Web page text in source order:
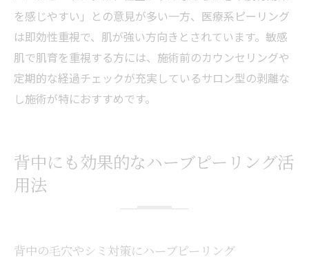
を感じやすい」との意見が多い一方、医療系ピーリング
は即効性重視で、肌が強い方向きとされています。敏感
肌で肌育を重視する方には、施術前のカウンセリングや
定期的な経過チェックが充実しているサロン型の剥離な
し施術が特におすすめです。
背中にも効果的なハーブピーリング活
用法
背中の毛穴やシミ対策にハーブピーリング